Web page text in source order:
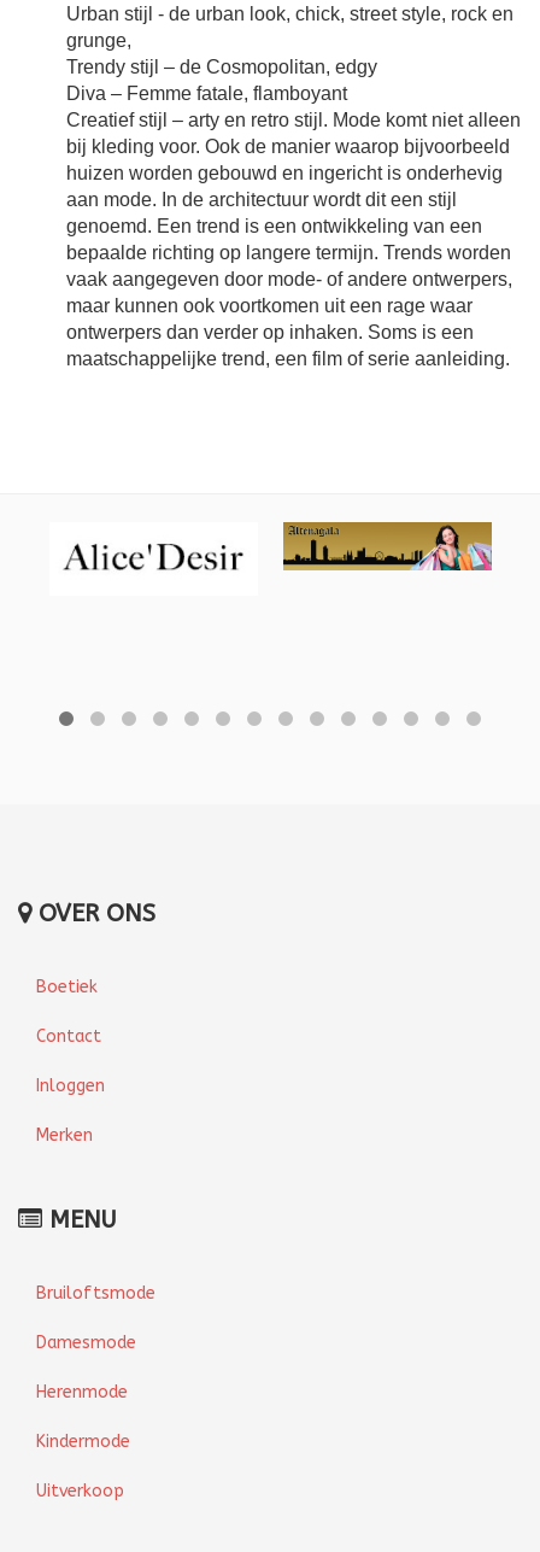
Urban stijl - de urban look, chick, street style, rock en
grunge,
Trendy stijl – de Cosmopolitan, edgy
Diva – Femme fatale, flamboyant
Creatief stijl – arty en retro stijl. Mode komt niet alleen
bij kleding voor. Ook de manier waarop bijvoorbeeld
huizen worden gebouwd en ingericht is onderhevig
aan mode. In de architectuur wordt dit een stijl
genoemd. Een trend is een ontwikkeling van een
bepaalde richting op langere termijn. Trends worden
vaak aangegeven door mode- of andere ontwerpers,
maar kunnen ook voortkomen uit een rage waar
ontwerpers dan verder op inhaken. Soms is een
maatschappelijke trend, een film of serie aanleiding.
OVER ONS
Boetiek
Contact
Inloggen
Merken
MENU
Bruiloftsmode
Damesmode
Herenmode
Kindermode
Uitverkoop